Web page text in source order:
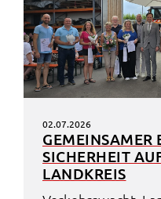
02.07.2026
GEMEIN­SA­MER
SICHER­HEIT
LAND­KREIS